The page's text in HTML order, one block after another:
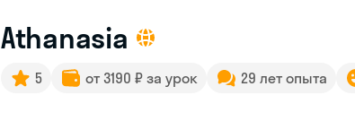
Athanasia
5 от 3190 ₽ за урок 29 лет опыта